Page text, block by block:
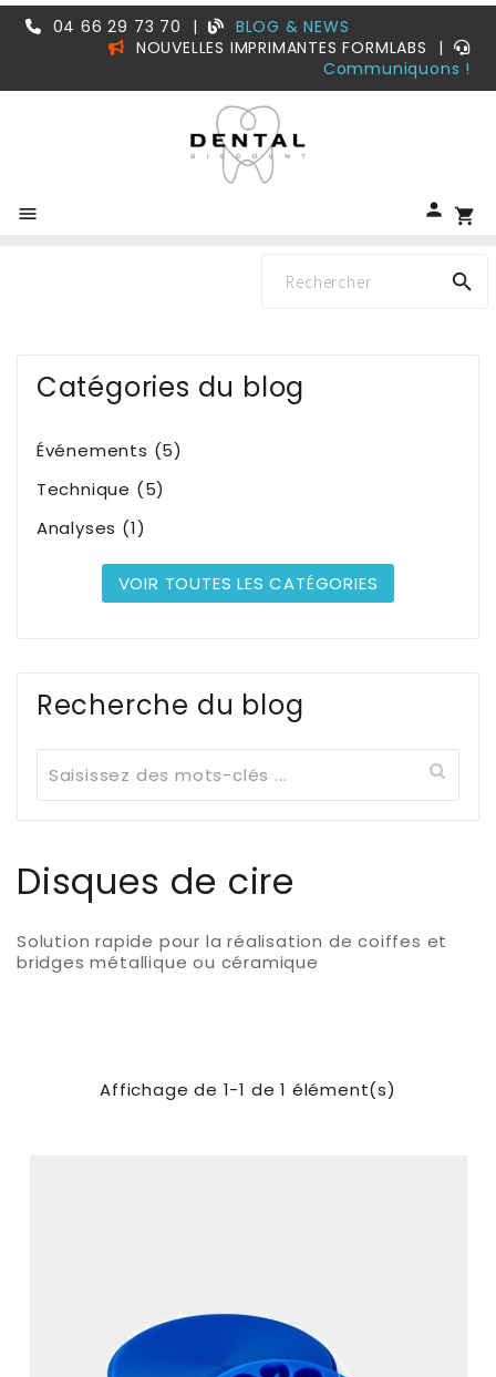
04 66 29 73 70 |
BLOG & NEWS
NOUVELLES IMPRIMANTES FORMLABS
|
Communiquons !
shopping_cart
 

Catégories du blog
Événements (5)
Technique (5)
Analyses (1)
VOIR TOUTES LES CATÉGORIES
Recherche du blog
Disques de cire
Solution rapide pour la réalisation de coiffes et
bridges métallique ou céramique
Affichage de 1-1 de 1 élément(s)